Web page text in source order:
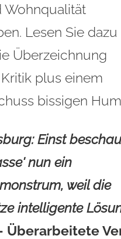
Wohnqualität
Lesen Sie dazu
Überzeichnung
plus einem
bissigen
Einst
nun ein
weil die
intelligente
Überarbeitete